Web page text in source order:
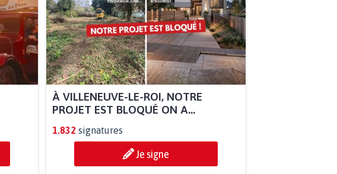
À VILLENEUVE-LE-ROI, NOTRE
PROJET EST BLOQUÉ ON A...
1.832 signatures
Je signe